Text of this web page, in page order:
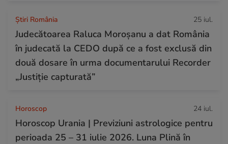
Știri România 25 iul.
Judecătoarea Raluca Moroșanu a dat România
în judecată la CEDO după ce a fost exclusă din
două dosare în urma documentarului Recorder
„Justiție capturată”
Horoscop 24 iul.
Horoscop Urania | Previziuni astrologice pentru
perioada 25 – 31 iulie 2026. Luna Plină în